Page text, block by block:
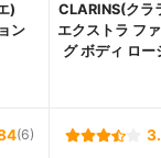
)
ン
CLARINS(クラ
エクストラ フ
グ ボディ ロー
(6)